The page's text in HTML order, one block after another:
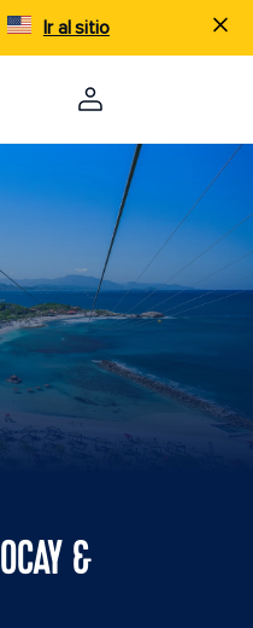
Ir al sitio
&